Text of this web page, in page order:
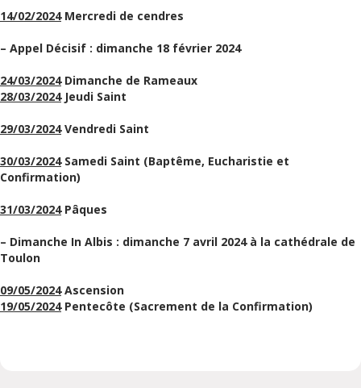
14/02/2024Mercredi de cendres
– Appel Décisif : dimanche 18 février 2024
24/03/2024Dimanche de Rameaux
28/03/2024Jeudi Saint
29/03/2024Vendredi Saint
30/03/2024Samedi Saint (Baptême, Eucharistie et
Confirmation)
31/03/2024Pâques
– Dimanche In Albis : dimanche 7 avril 2024 à la cathédrale de
Toulon
09/05/2024Ascension
19/05/2024Pentecôte (Sacrement de la Confirmation)